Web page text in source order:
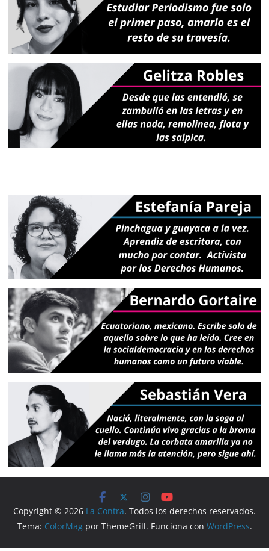
Copyright © 2026 La Contra. Todos los derechos reservados.
Tema: ColorMagpor ThemeGrill. Funciona con WordPress.